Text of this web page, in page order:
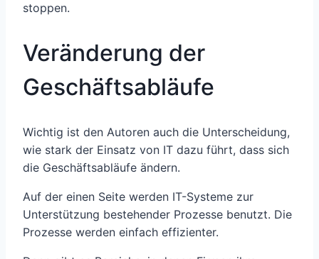
stoppen.
Veränderung der
Geschäftsabläufe
Wichtig ist den Autoren auch die Unterscheidung,
wie stark der Einsatz von IT dazu führt, dass sich
die Geschäftsabläufe ändern.
Auf der einen Seite werden IT-Systeme zur
Unterstützung bestehender Prozesse benutzt. Die
Prozesse werden einfach effizienter.